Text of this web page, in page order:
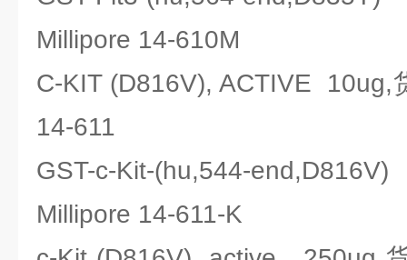
Millipore 14-610M
C-KIT (D816V), ACTIVE 10ug,
14-611
GST-c-Kit-(hu,544-
Millipore 14-611-K